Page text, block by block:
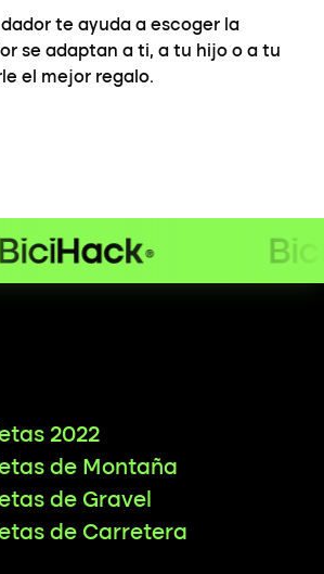
te ayuda a escoger la
se adaptan a ti, a tu hijo o a tu
el mejor regalo.
2022
de Montaña
de Gravel
de Carretera